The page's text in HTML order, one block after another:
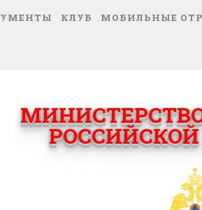
КЛУБ МОБИЛЬНЫЕ